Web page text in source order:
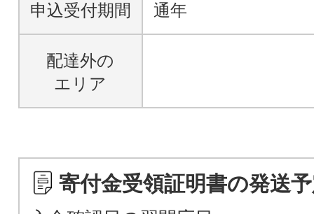
申込受付期間 通年
配達外の
エリア
寄付金受領証明書の発送